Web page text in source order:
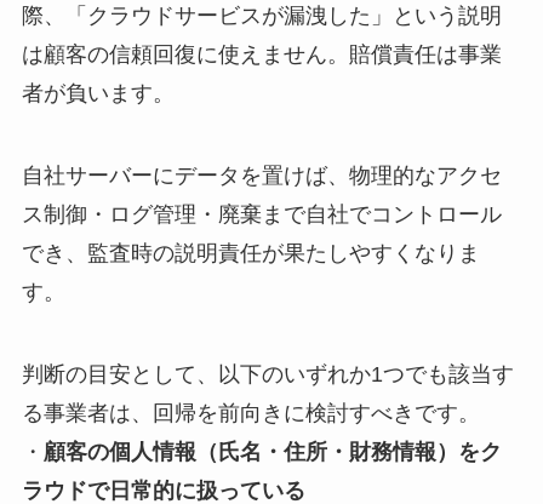
際、「クラウドサービスが漏洩した」という説明
は顧客の信頼回復に使えません。賠償責任は事業
者が負います。
自社サーバーにデータを置けば、物理的なアクセ
ス制御・ログ管理・廃棄まで自社でコントロール
でき、監査時の説明責任が果たしやすくなりま
す。
判断の目安として、以下のいずれか1つでも該当す
る事業者は、回帰を前向きに検討すべきです。
・ 顧客の個人情報（氏名・住所・財務情報）をク
ラウドで日常的に扱っている